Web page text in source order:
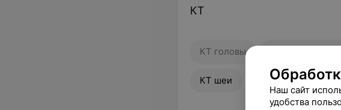
КТ
КТ головы
КТ шеи Прочие услуги
Наш сайт
удобства